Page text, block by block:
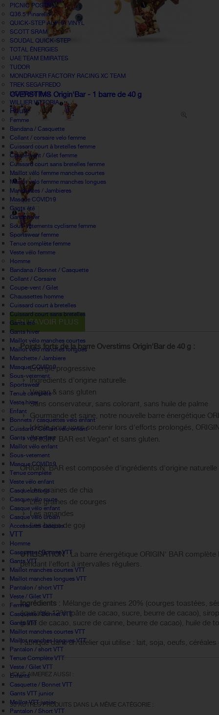
PICNIC POSTNL
Q36.5 Pinarello
QUICK-STEP ALPHA VINYL
SCOTT SRAM
SOUDAL QUICK-STEP
TOTAL ÉNERGIES
UAE TEAM EMIRATES
TUDOR
MONDRAKER FACTORY RACING XC TEAM
TREK SEGAFREDO
UCI World Tour
WILLIER VITTORIA
Route
Femme
Bandana / Casquette
Collant / corsaire velo femme
Cuissard court à bretelles femme
Coupe-vent / Gilet femme
Cuissard court sans bretelles femme
Maillot vélo femme manches courtes
Maillot velo femme manches longues
Manchettes / Jambieres
Masque COVID19
Gants été
Gants hiver
Sous-vêtements cyclisme femme
Sportswear femme
Tenue complète femme
Veste vélo femme
Homme
Bandana / Bonnet / Casquette
Collant / Corsaire
Coupe-vent / Gilet
Chaussettes homme
Cuissard court à bretelles
Cuissard court sans bretelles
Gants été
Gants hiver
Maillot vélo manches courtes
Maillot vélo manches longues
Manchette / Jambiere
Masque COVID19
Sous-vetement
Sportswear
Tenue complète
Veste hiver
Enfant
Bonnets / casquettes velo enfant
Cuissard / Collant vélo enfant
Gants vélo enfant
Maillot vélo enfant
Sous-vetement
Masque COVID19
Tenue complète
Veste vélo enfant
Casque chrono
Casque vélo route
Casque vélo enfant
Casque vélo urbain
Accessoires casques
VTT
Homme
Casquette / Bonnet VTT
Gants VTT
Maillot manches courtes VTT
Maillot manches longues VTT
Pantalon / short VTT
Veste / Gilet VTT
Femme
Casquette / Bonnet VTT
Gants VTT
Maillot manches courtes VTT
Maillot manches longues VTT
Pantalon / short VTT
Tenue Complète VTT
Veste / Gilet VTT
Enfants
Casquette / Bonnet VTT
Gants VTT junior
Maillot VTT junior
Pantalon / Short VTT
OVERSTIMS Origin'Bar - 1 barre de 40 g
EN SAVOIR PLUS
Points forts de la barre Overstims Origin'Bar de 40 g :
Energie progressive
Ingrédients d'origine naturelle
Vegan & sans gluten
Sans conservateur, sans colorant, sans huile de palme
Gourmande et saine, notre nouvelle barre énergétique
Idéale pour vous soutenir lors d'efforts prolongés,
ORIGIN' BAR est Vegan* et sans gluten.
ORIGIN' BAR est composée d'ingrédients d'origine naturelle
Les graines de chia
Les graines de courges
Les amandes
Les baies de goji
UTILISATION: La barre énergétique ORIGIN' BAR
pendant l'effort à intervalles réguliers.
Ingrédients : Mélange de graines 20% (courges toastées,
équitable 12% (pâte de cacao, sucre, beurre de cacao),
(pâte de cacao, sucre de canne, beurre de cacao), huile de
Fabriqué dans un atelier qui utilise : lait, soja, oeufs,
VOUS AIMEREZ AUSSI :
30 AUTRES PRODUITS DANS LA MÊME CATÉGORIE :